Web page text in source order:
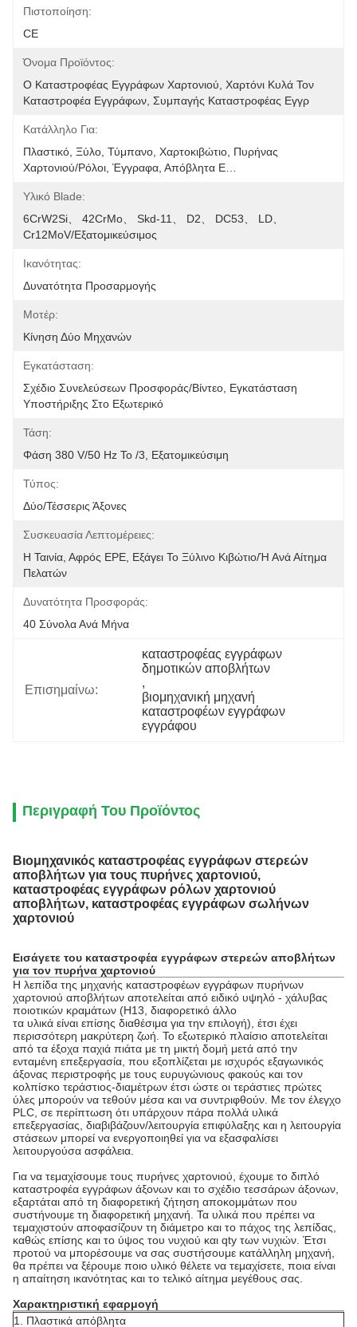
Πιστοποίηση:
CE
Όνομα Προϊόντος:
Ο Καταστροφέας Εγγράφων Χαρτονιού, Χαρτόνι Κυλά Τον
Καταστροφέα Εγγράφων, Συμπαγής Καταστροφέας Εγγρ
Κατάλληλο Για:
Πλαστικό, Ξύλο, Τύμπανο, Χαρτοκιβώτιο, Πυρήνας
Χαρτονιού/ρόλοι, Έγγραφα, Απόβλητα Ε…
Υλικό Blade:
6CrW2Si、 42CrMo、 Skd-11、 D2、 DC53、 LD、
Cr12MoV/εξατομικεύσιμος
Ικανότητας:
Δυνατότητα Προσαρμογής
Μοτέρ:
Κίνηση Δύο Μηχανών
Εγκατάσταση:
Σχέδιο Συνελεύσεων Προσφοράς/βίντεο, Εγκατάσταση
Υποστήριξης Στο Εξωτερικό
Τάση:
Φάση 380 V/50 Hz Το /3, Εξατομικεύσιμη
Τύπος:
Δύο/τέσσερις Άξονες
Συσκευασία Λεπτομέρειες:
Η Ταινία, Αφρός EPE, Εξάγει Το Ξύλινο Κιβώτιο/ή Ανά Αίτημα
Πελατών
Δυνατότητα Προσφοράς:
40 Σύνολα Ανά Μήνα
Επισημαίνω:
καταστροφέας εγγράφων
δημοτικών αποβλήτων
,
βιομηχανική μηχανή
καταστροφέων εγγράφων
εγγράφου
Περιγραφή Του Προϊόντος
Βιομηχανικός καταστροφέας εγγράφων στερεών
αποβλήτων για τους πυρήνες χαρτονιού,
καταστροφέας εγγράφων ρόλων χαρτονιού
αποβλήτων, καταστροφέας εγγράφων σωλήνων
χαρτονιού
Εισάγετε του καταστροφέα εγγράφων στερεών αποβλήτων
για τον πυρήνα χαρτονιού
Η λεπίδα της μηχανής καταστροφέων εγγράφων πυρήνων
χαρτονιού αποβλήτων αποτελείται από ειδικό υψηλό - χάλυβας
ποιοτικών κραμάτων (H13, διαφορετικό άλλο
τα υλικά είναι επίσης διαθέσιμα για την επιλογή), έτσι έχει
περισσότερη μακρύτερη ζωή. Το εξωτερικό πλαίσιο αποτελείται
από τα έξοχα παχιά πιάτα με τη μικτή δομή μετά από την
ενταμένη επεξεργασία, που εξοπλίζεται με ισχυρός εξαγωνικός
άξονας περιστροφής με τους ευρυγώνιους φακούς και τον
κολπίσκο τεράστιος-διαμέτρων έτσι ώστε οι τεράστιες πρώτες
ύλες μπορούν να τεθούν μέσα και να συντριφθούν. Με τον έλεγχο
PLC, σε περίπτωση ότι υπάρχουν πάρα πολλά υλικά
επεξεργασίας, διαβιβάζουν/λειτουργία επιφύλαξης και η λειτουργία
στάσεων μπορεί να ενεργοποιηθεί για να εξασφαλίσει
λειτουργούσα ασφάλεια.
Για να τεμαχίσουμε τους πυρήνες χαρτονιού, έχουμε το διπλό
καταστροφέα εγγράφων άξονων και το σχέδιο τεσσάρων άξονων,
εξαρτάται από τη διαφορετική ζήτηση αποκομμάτων που
συστήνουμε τη διαφορετική μηχανή. Τα υλικά που πρέπει να
τεμαχιστούν αποφασίζουν τη διάμετρο και το πάχος της λεπίδας,
καθώς επίσης και το ύψος του νυχιού και qty των νυχιών. Έτσι
προτού να μπορέσουμε να σας συστήσουμε κατάλληλη μηχανή,
θα πρέπει να ξέρουμε ποιο υλικό θέλετε να τεμαχίσετε, ποια είναι
η απαίτηση ικανότητας και το τελικό αίτημα μεγέθους σας.
Χαρακτηριστική εφαρμογή
1. Πλαστικά απόβλητα